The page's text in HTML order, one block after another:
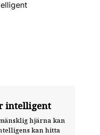
intelligent
hjärna kan
kan hitta